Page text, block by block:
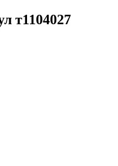
т1104027